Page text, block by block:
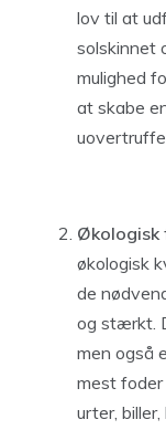
lov til at
solskinnet
mulighed
at skabe
Økologisk
økologisk
de
og stærkt.
men også
mest
urter,